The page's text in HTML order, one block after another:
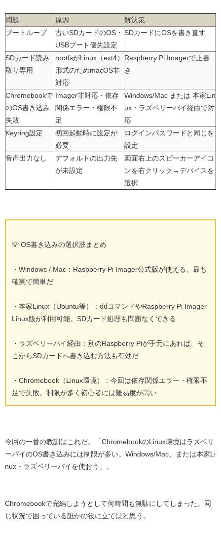
問題 原因
解決策
ブートループ
古いSDカードのOS・
USBブート優先設定
SDカードにOSを書き直す
SDカード読み
取り専用
rootfsがLinux（ext4）
形式のためmacOS非
対応
Raspberry Pi Imagerで上書
き
Chromebookで
のOS書き込み
失敗
Imager非対応・依存
関係エラー・権限不
足
Windows/Mac または 本家Lin
ux・ラズベリーパイ経由で対
応
Keyring設定
初回起動時に設定が
必要
ログインパスワードと同じを
設定
音声出力なし
デフォルトの出力先
が未設定
画面右上のスピーカーアイコ
ンを右クリック→デバイスを
選択
💡 OS書き込みの選択肢まとめ
・ Windows / Mac ：Raspberry Pi Imager公式版が使える。最も
確実で簡単だ
・ 本家Linux（Ubuntu等） ： dd コマンドやRaspberry Pi Imager
Linux版が利用可能。SDカード処理も問題なくできる
・ ラズベリーパイ経由 ：別のRaspberry Piが手元にあれば、そ
こからSDカードへ書き込む方法も有効だ
・ Chromebook（Linux環境）
：今回は依存関係エラー・権限不
足で失敗。制限が多く初心者には難易度が高い
今回の一番の教訓はこれだ。
「ChromebookのLinux環境はラズベリ
ーパイのOS書き込みには制限が多い。Windows/Mac、または本家Li
nux・ラズベリーパイを使おう」 。
Chromebookで完結しようとして何時間も無駄にしてしまった。同
じ状況で困っている誰かの役に立てばと思う。